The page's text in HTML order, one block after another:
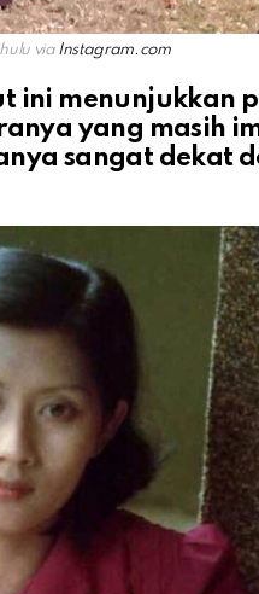
viaInstagram.com
ini menunjukkan
yang masih
sangat dekat